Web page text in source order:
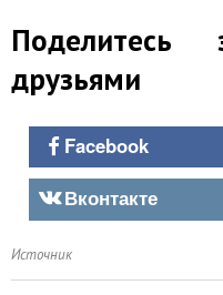
друзьями
Facebook
Вконтакте
Источник